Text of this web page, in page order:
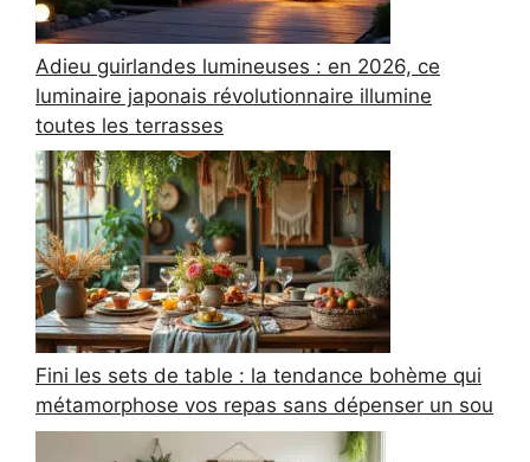
Adieu guirlandes lumineuses : en 2026, ce
luminaire japonais révolutionnaire illumine
toutes les terrasses
Fini les sets de table : la tendance bohème qui
métamorphose vos repas sans dépenser un sou